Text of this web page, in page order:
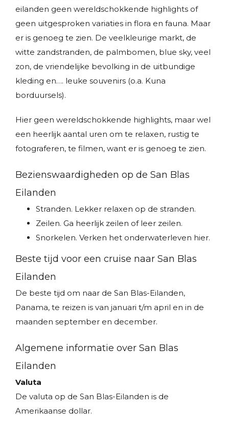
eilanden geen wereldschokkende highlights of
geen uitgesproken variaties in flora en fauna. Maar
er is genoeg te zien. De veelkleurige markt, de
witte zandstranden, de palmbomen, blue sky, veel
zon, de vriendelijke bevolking in de uitbundige
kleding en…. leuke souvenirs (o.a. Kuna
borduursels).
Hier geen wereldschokkende highlights, maar wel
een heerlijk aantal uren om te relaxen, rustig te
fotograferen, te filmen, want er is genoeg te zien.
Bezienswaardigheden op de San Blas
Eilanden
Stranden. Lekker relaxen op de stranden.
Zeilen. Ga heerlijk zeilen of leer zeilen.
Snorkelen. Verken het onderwaterleven hier.
Beste tijd voor een cruise naar San Blas
Eilanden
De beste tijd om naar de San Blas-Eilanden,
Panama, te reizen is van januari t/m april en in de
maanden september en december.
Algemene informatie over San Blas
Eilanden
Valuta
De valuta op de San Blas-Eilanden is de
Amerikaanse dollar.